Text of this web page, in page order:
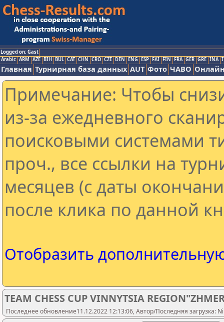
Logged on: Gast
Arabic ARM AZE BIH BUL CAT CHN CRO CZE DEN ENG ESP FAI FIN FRA GER GRE INA
Главная Турнирная база данных AUT Фото ЧАВО
Примечание: Чтобы
из-за ежедневного
поисковыми системами
проч., все ссылки на
месяцев (с даты
после клика по данной
Отобразить
TEAM CHESS CUP VINNYTSIA
Последнее обновление11.12.2022 12:13:06, Автор/Последняя загрузка: